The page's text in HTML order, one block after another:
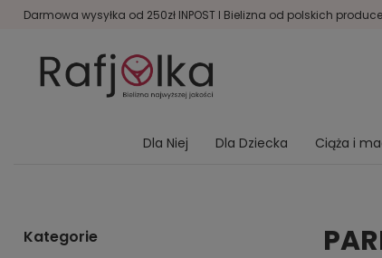
Darmowa wysyłka od 250zł INPOST I Bielizna od polskich
Dla Niej Dla Dziecka Ciąża i
Kategorie